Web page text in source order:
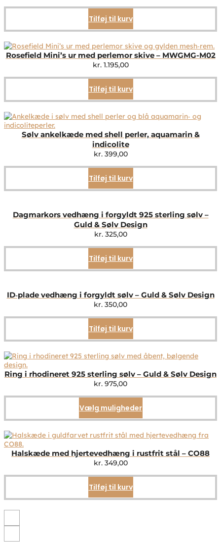
Tilføj til kurv
Rosefield Mini’s ur med perlemor skive – MWGMG-M02
kr.1.195,00
Tilføj til kurv
Sølv ankelkæde med shell perler, aquamarin &
indicolite
kr.399,00
Tilføj til kurv
Dagmarkors vedhæng i forgyldt 925 sterling sølv –
Guld & Sølv Design
kr.325,00
Tilføj til kurv
ID‑plade vedhæng i forgyldt sølv – Guld & Sølv Design
kr. 350,00
Tilføj til kurv
Ring i rhodineret 925 sterling sølv – Guld & Sølv Design
kr. 975,00
Vælg mulighederDette
vare
flere
Mulighederne
på
Halskæde med hjertevedhæng i rustfrit stål – CO88
kr.349,00
Tilføj til kurv